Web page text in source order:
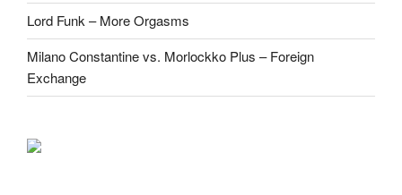
Lord Funk – More Orgasms
Milano Constantine vs. Morlockko Plus – Foreign
Exchange